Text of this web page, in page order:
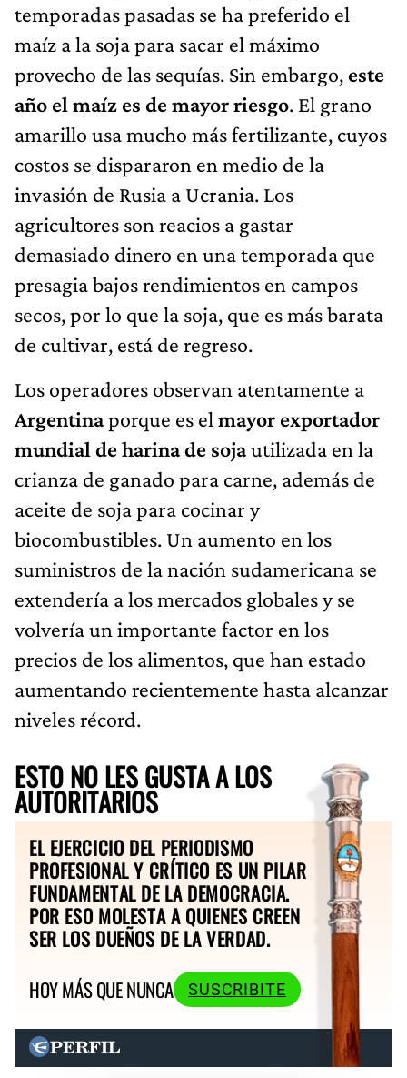
temporadas pasadas se ha preferido el
maíz a la soja para sacar el máximo
provecho de las sequías. Sin embargo, este
año el maíz es de mayor riesgo. El grano
amarillo usa mucho más fertilizante, cuyos
costos se dispararon en medio de la
invasión de Rusia a Ucrania. Los
agricultores son reacios a gastar
demasiado dinero en una temporada que
presagia bajos rendimientos en campos
secos, por lo que la soja, que es más barata
de cultivar, está de regreso.
Los operadores observan atentamente a
Argentinaporque es el mayor exportador
mundial de harina de sojautilizada en la
crianza de ganado para carne, además de
aceite de soja para cocinar y
biocombustibles. Un aumento en los
suministros de la nación sudamericana se
extendería a los mercados globales y se
volvería un importante factor en los
precios de los alimentos, que han estado
aumentando recientemente hasta alcanzar
niveles récord.
ESTO NO LES GUSTA A LOS
AUTORITARIOS
EL EJERCICIO DEL PERIODISMO
PROFESIONAL Y CRÍTICO ES UN PILAR
FUNDAMENTAL DE LA DEMOCRACIA.
POR ESO MOLESTA A QUIENES CREEN
SER LOS DUEÑOS DE LA VERDAD.
HOY MÁS QUE NUNCA
SUSCRIBITE